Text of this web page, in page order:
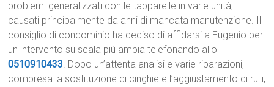
problemi generalizzati con le tapparelle in varie unità,
causati principalmente da anni di mancata manutenzione. Il
consiglio di condominio ha deciso di affidarsi a Eugenio per
un intervento su scala più ampia telefonando allo
0510910433. Dopo un’attenta analisi e varie riparazioni,
compresa la sostituzione di cinghie e l’aggiustamento di rulli,